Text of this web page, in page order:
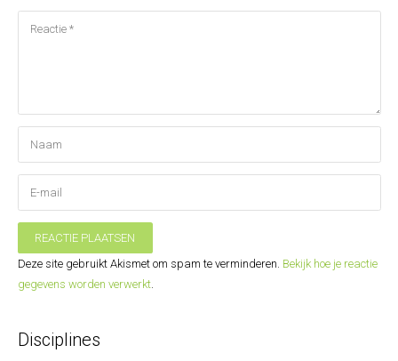
REACTIE PLAATSEN
Deze site gebruikt Akismet om spam te verminderen. Bekijk hoe je reactie
gegevens worden verwerkt.
Disciplines